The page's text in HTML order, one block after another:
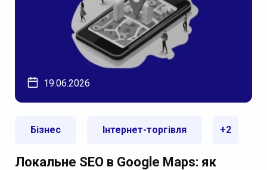
19.06.2026
Бізнес Інтернет-торгівля +2
Локальне SEO в Google Maps: як